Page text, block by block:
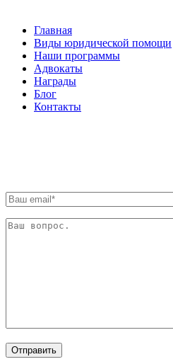
Главная
Виды юридической помощи
Наши программы
Адвокаты
Награды
Блог
Контакты